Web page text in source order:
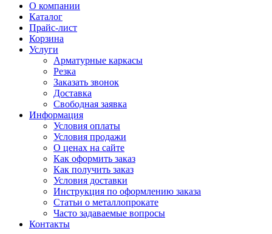
О компании
Каталог
Прайс-лист
Корзина
Услуги
Арматурные каркасы
Резка
Заказать звонок
Доставка
Свободная заявка
Информация
Условия оплаты
Условия продажи
О ценах на сайте
Как оформить заказ
Как получить заказ
Условия доставки
Инструкция по оформлению заказа
Статьи о металлопрокате
Часто задаваемые вопросы
Контакты